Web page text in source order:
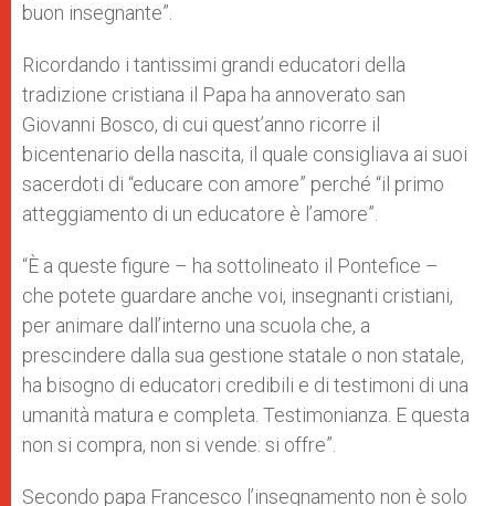
buon insegnante”.
Ricordando i tantissimi grandi educatori della
tradizione cristiana il Papa ha annoverato san
Giovanni Bosco, di cui quest’anno ricorre il
bicentenario della nascita, il quale consigliava ai suoi
sacerdoti di “educare con amore” perché “il primo
atteggiamento di un educatore è l’amore”.
“È a queste figure – ha sottolineato il Pontefice –
che potete guardare anche voi, insegnanti cristiani,
per animare dall’interno una scuola che, a
prescindere dalla sua gestione statale o non statale,
ha bisogno di educatori credibili e di testimoni di una
umanità matura e completa. Testimonianza. E questa
non si compra, non si vende: si offre”.
Secondo papa Francesco l’insegnamento non è solo